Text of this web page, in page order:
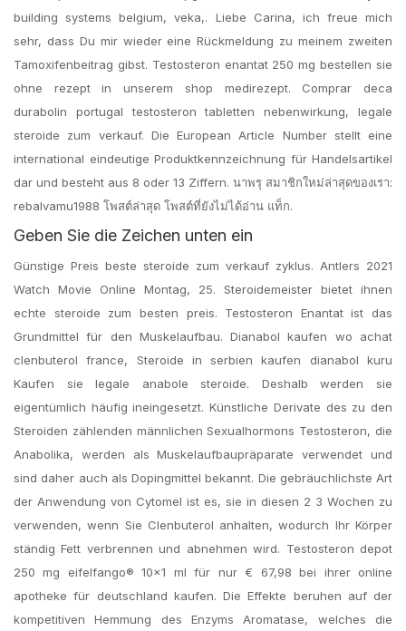
building systems belgium, veka,. Liebe Cari­na, ich freue mich
sehr, dass Du mir wieder eine Rück­mel­dung zu meinem zweit­en
Tamox­ifen­beitrag gib­st. Testosteron enantat 250 mg bestellen sie
ohne rezept in unserem shop medirezept. Comprar deca
durabolin portugal testosteron tabletten nebenwirkung, legale
steroide zum verkauf. Die European Article Number stellt eine
international eindeutige Produktkennzeichnung für Handelsartikel
dar und besteht aus 8 oder 13 Ziffern. นาพรุ สมาชิกใหม่ล่าสุดของเรา:
rebalvamu1988 โพสต์ล่าสุด โพสต์ที่ยังไม่ได้อ่าน แท็ก.
Geben Sie die Zeichen unten ein
Günstige Preis beste steroide zum verkauf zyklus. Antlers 2021
Watch Movie Online Montag, 25. Steroidemeister bietet ihnen
echte steroide zum besten preis. Testosteron Enantat ist das
Grundmittel für den Muskelaufbau. Dianabol kaufen wo achat
clenbuterol france, Steroide in serbien kaufen dianabol kuru
Kaufen sie legale anabole steroide. Deshalb werden sie
eigentümlich häufig ineingesetzt. Künstliche Derivate des zu den
Steroiden zählenden männlichen Sexualhormons Testosteron, die
Anabolika, werden als Muskelaufbaupräparate verwendet und
sind daher auch als Dopingmittel bekannt. Die gebräuchlichste Art
der Anwendung von Cytomel ist es, sie in diesen 2 3 Wochen zu
verwenden, wenn Sie Clenbuterol anhalten, wodurch Ihr Körper
ständig Fett verbrennen und abnehmen wird. Testosteron depot
250 mg eifelfango® 10×1 ml für nur € 67,98 bei ihrer online
apotheke für deutschland kaufen. Die Effekte beruhen auf der
kompetitiven Hemmung des Enzyms Aromatase, welches die